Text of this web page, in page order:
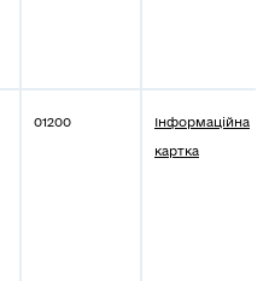
01200
Інформаційна
картка